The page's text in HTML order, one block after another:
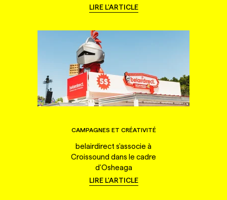
LIRE L'ARTICLE
CAMPAGNES ET CRÉATIVITÉ
belairdirect s'associe à
Croissound dans le cadre
d'Osheaga
LIRE L'ARTICLE